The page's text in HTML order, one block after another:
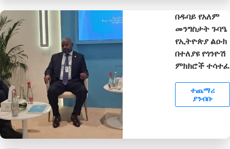
በዱባይ የአለም
መንግስታት ጉባዔ
የኢትዮጵያ ልዑክ
በተለያዩ የጎንዮሽ
ምክክሮች ተሳተፈ
ተጨማሪ
ያንብቡ